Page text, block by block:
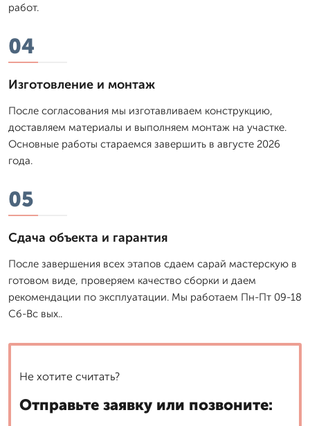
работ.
04
Изготовление и монтаж
После согласования мы изготавливаем конструкцию,
доставляем материалы и выполняем монтаж на участке.
Основные работы стараемся завершить в августе 2026
года.
05
Сдача объекта и гарантия
После завершения всех этапов сдаем сарай мастерскую в
готовом виде, проверяем качество сборки и даем
рекомендации по эксплуатации. Мы работаем Пн-Пт 09-18
Сб-Вс вых..
Не хотите считать?
Отправьте заявку или позвоните: